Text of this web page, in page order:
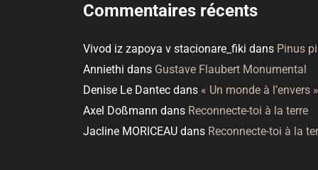
Commentaires récents
Vivod iz zapoya v stacionare_fiki dans Pinus
Anniethi dans Gustave Flaubert Monumental
Denise Le Dantec dans « Un monde à l’envers »
Axel Doßmann dans Reconnecte-toi à la terre
Jacline MORICEAU dans Reconnecte-toi à la